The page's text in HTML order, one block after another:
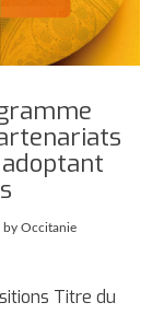
by Occitanie
Titre du